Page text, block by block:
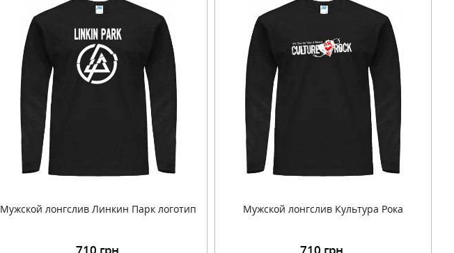
Мужской лонгслив Линкин Парк логотип
710 грн.
Мужской лонгслив Культура Рока
710 грн.